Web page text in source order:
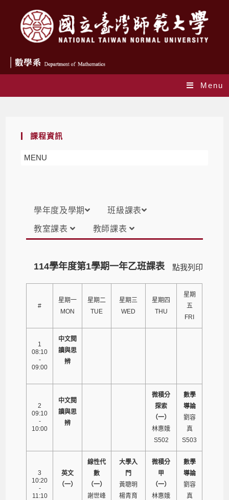
Menu
課程資訊
MENU
學年度及學期 班級課表
教室課表 教師課表
點我列印
114學年度第1學期一年乙班課表
#
星期一
MON
星期二
TUE
星期三
WED
星期四
THU
星期
五
FRI
1
08:10
-
09:00
中文閱
讀與思
辨
2
09:10
-
10:00
中文閱
讀與思
辨
微積分
探索
（一）
林惠娥
S502
數學
導論
劉容
真
S503
3
10:20
-
11:10
英文
（一）
線性代
數
（一）
謝世峰
大學入
門
黃聰明
楊青育
微積分
甲
（一）
林惠娥
數學
導論
劉容
真